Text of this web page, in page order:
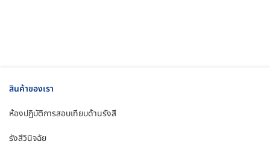
สินค้าของเรา
ห้องปฏิบัติการสอบเทียบด้านรังสี
รังสีวินิจฉัย